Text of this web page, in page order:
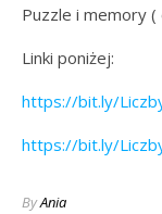
Puzzle i memory
Linki poniżej:
https://bit.ly/
https://bit.ly/
ByAnia